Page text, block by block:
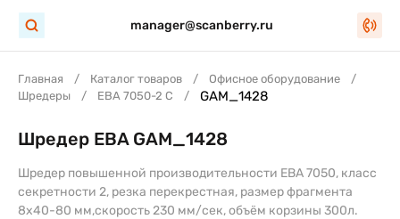
manager@scanberry.ru
Главная Каталог товаров
Офисное оборудование
Шредеры
EBA 7050-2 C GAM_1428
Шредер EBA GAM_1428
Шредер повышенной производительности EBA 7050, класс
секретности 2, резка перекрестная, размер фрагмента
8х40-80 мм,скорость 230 мм/сек, объём корзины 300л.